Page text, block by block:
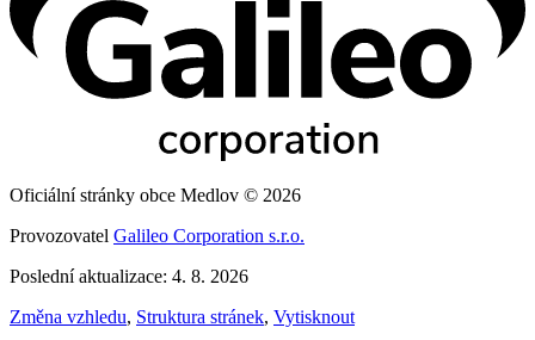
Oficiální stránky obce Medlov © 2026
Provozovatel Galileo Corporation s.r.o.
Poslední aktualizace: 4. 8. 2026
Změna vzhledu, Struktura stránek, Vytisknout